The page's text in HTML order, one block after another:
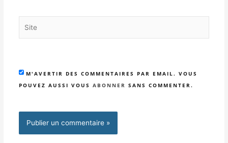
M'AVERTIR DES COMMENTAIRES PAR EMAIL. VOUS
POUVEZ AUSSI VOUS ABONNER SANS COMMENTER.